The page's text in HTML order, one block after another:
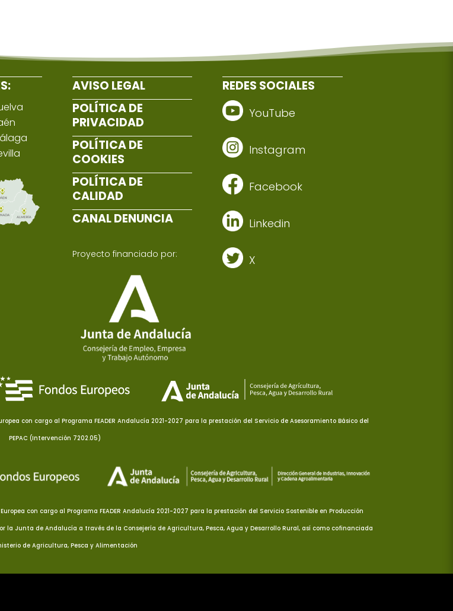
AVISO LEGAL
POLÍTICA DE
PRIVACIDAD
POLÍTICA DE
COOKIES
POLÍTICA DE
CALIDAD
CANAL DENUNCIA
Proyecto financiado por:
REDES SOCIALES
YouTube
Instagram
Facebook
Linkedin
X
con cargo al Programa FEADER Andalucía 2021-2027 para la prestación del Servicio de Asesoramiento Básico del
PEPAC (Intervención 7202.05)
con cargo al Programa FEADER Andalucía 2021-2027 para la prestación del Servicio Sostenible en Producción
Junta de Andalucía a través de la Consejería de Agricultura, Pesca, Agua y Desarrollo Rural, así como cofinanciada
de Agricultura, Pesca y Alimentación